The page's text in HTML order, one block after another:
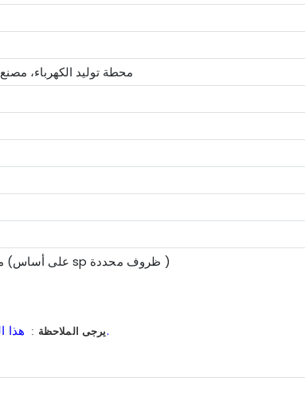
محطة توليد الكهرباء،
18 مجموعة / مجموعات شهر (على أساس sp )
يرجى الملاحظة : هذا الجدول هو للإشارة فقط، يرجى الرجوع إلينا للحصول على معلومات محددة.